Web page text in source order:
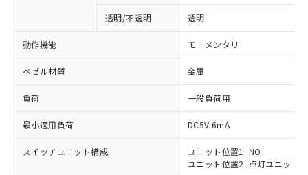
透明/不透明 透明
動作機能 モーメンタリ
ベゼル材質 金属
負荷 一般負荷用
最小適用負荷 DC5V 6mA
スイッチユニット構成
ユニット位置1: NO
ユニット位置2: 点灯ユニット